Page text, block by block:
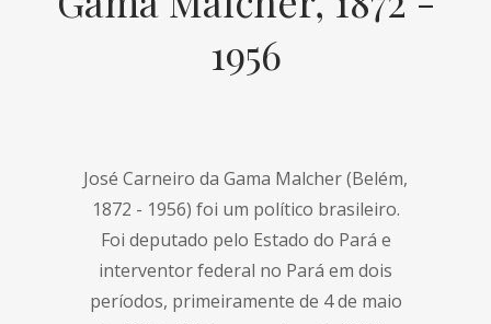
1956
José Carneiro da Gama Malcher (Belém,
1872 - 1956) foi um político brasileiro.
Foi deputado pelo Estado do Pará e
interventor federal no Pará em dois
períodos, primeiramente de 4 de maio